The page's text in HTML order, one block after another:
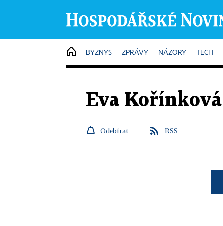
HOME
BYZNYS ZPRÁVY NÁZORY TECH
Eva Kořínková
Odebírat RSS